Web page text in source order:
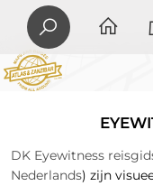
DK Eyewitness
Nederlands) zijn